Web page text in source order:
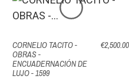
CORNELIO TACITO -
OBRAS -
ENCUADERNACIÓN DE
LUJO - 1599
€2,500.00